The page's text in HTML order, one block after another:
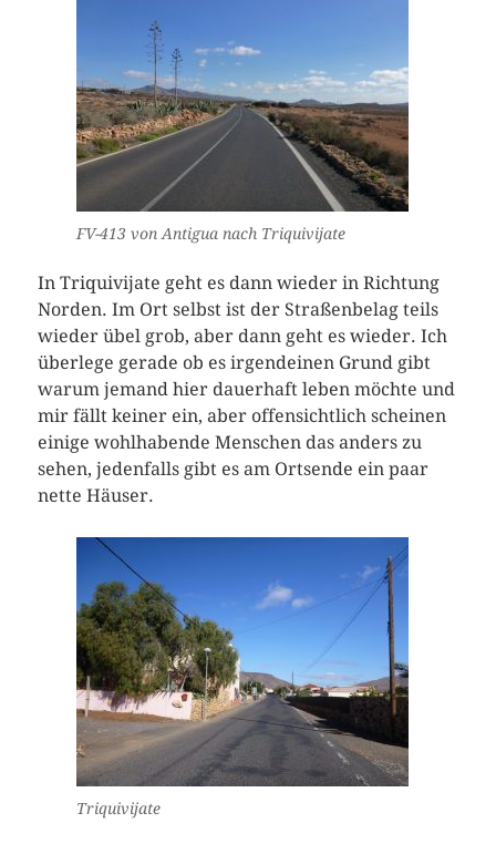
FV-413 von Antigua nach Triquivijate
In Triquivijate geht es dann wieder in Richtung
Norden. Im Ort selbst ist der Straßenbelag teils
wieder übel grob, aber dann geht es wieder. Ich
überlege gerade ob es irgendeinen Grund gibt
warum jemand hier dauerhaft leben möchte und
mir fällt keiner ein, aber offensichtlich scheinen
einige wohlhabende Menschen das anders zu
sehen, jedenfalls gibt es am Ortsende ein paar
nette Häuser.
Triquivijate